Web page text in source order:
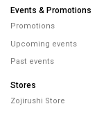
Events & Promotions
Promotions
Upcoming events
Past events
Stores
Zojirushi Store